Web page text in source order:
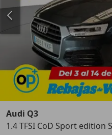
Anterior
Audi Q3
1.4 TFSI CoD Sport edition